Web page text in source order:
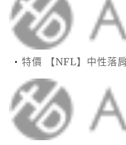
特價 【NFL】中性落